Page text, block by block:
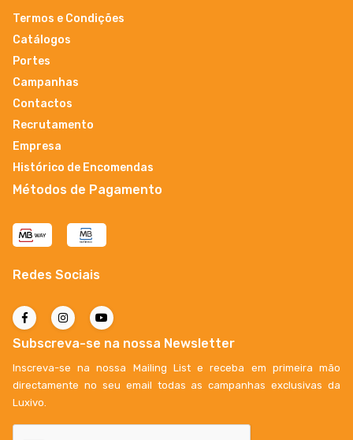
Termos e Condições
Catálogos
Portes
Campanhas
Contactos
Recrutamento
Empresa
Histórico de Encomendas
Métodos de Pagamento
Redes Sociais
Subscreva-se na nossa Newsletter
Inscreva-se na nossa Mailing List e receba em primeira mão
directamente no seu email todas as campanhas exclusivas da
Luxivo.